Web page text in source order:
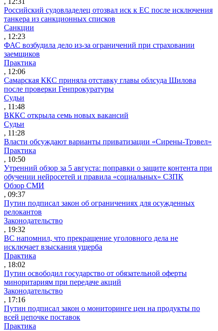
Российский судовладелец отозвал иск к ЕС после исключения
танкера из санкционных списков
Санкции
, 12:23
ФАС возбудила дело из-за ограничений при страховании
заемщиков
Практика
, 12:06
Самарская ККС приняла отставку главы облсуда Шилова
после проверки Генпрокуратуры
Судьи
, 11:48
ВККС открыла семь новых вакансий
Судьи
, 11:28
Власти обсуждают варианты приватизации «Сирены-Трэвел»
Практика
, 10:50
Утренний обзор за 5 августа: поправки о защите контента при
обучении нейросетей и правила «социальных» СЗПК
Обзор СМИ
, 09:37
Путин подписал закон об ограничениях для осужденных
релокантов
Законодательство
, 19:32
ВС напомнил, что прекращение уголовного дела не
исключает взыскания ущерба
Практика
, 18:02
Путин освободил государство от обязательной оферты
миноритариям при передаче акций
Законодательство
, 17:16
Путин подписал закон о мониторинге цен на продукты по
всей цепочке поставок
Практика